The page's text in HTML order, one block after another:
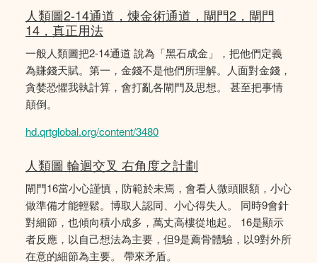
人類圖2-14通道，煉金術通道，閘門2，閘門
14，真正用法
一般人類圖把2-14通道 說為「黑石成金」，把他們定義
為賺錢天賦。第一，金錢不是他們所理解。人面對金錢，
貪婪恐懼我執計算，會打亂各閘門及思想。 甚至把事情
顛倒。
hd.qrtglobal.org/content/3480
人類圖 輪迴交叉 右角度之計劃
閘門16當小心謹慎，防範於未焉，會看人微頭眼額，小心
做準備才能輕鬆。博取人認同、小心得失人。 同時9會針
對細節，也傾向積小成多，萬丈高樓從地起。 16是顯示
者反應，以自己想法為主要，但9是薦骨體驗，以9對外所
在意的細節為主要。 帶來矛盾。